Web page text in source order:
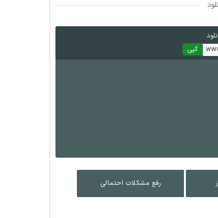
کپی
رفع مشکلات احتمالی